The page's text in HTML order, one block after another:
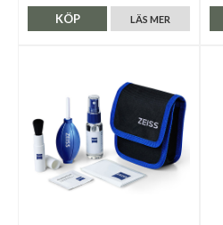
LÄS MER
KÖP